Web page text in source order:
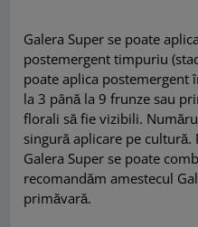
Galera Super se poate
postemergent timpuriu
poate aplica postemergent
la 3 până la 9 frunze sau
florali să fie vizibili.
singură aplicare pe
Galera Super se poate
recomandăm amestecul
primăvară.